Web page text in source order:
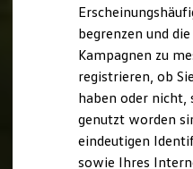
Marke und Erlebnis
Volkswagen R und
R-Modelle
R Experience
Driving Experience
Volkswagen
Lifestyle Shop
T-Roc
begrenzen und
Kampagnen zu
registrieren, ob
haben oder
genutzt worden
eindeutigen
sowie Ihres